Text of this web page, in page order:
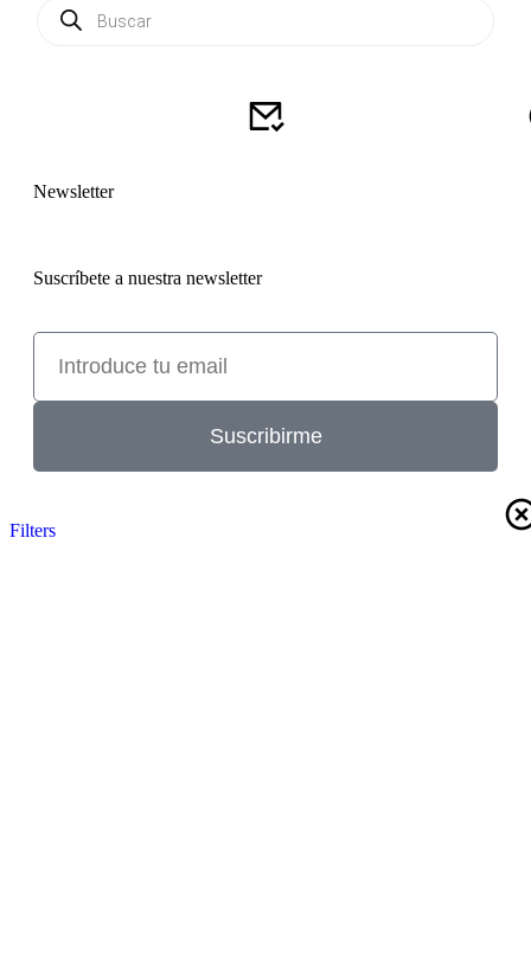
Newsletter
Suscríbete a nuestra newsletter
Suscribirme
Filters